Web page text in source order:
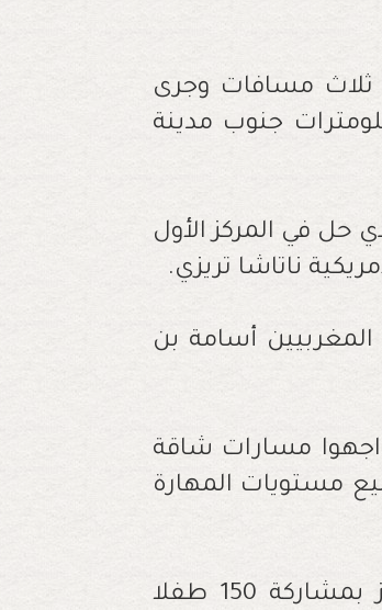
ثلاث مسافات وجرى
جنوب مدينة
الذي حل في المركز الأول
ناتاشا تريزي.
من المغربيين أسامة بن
750 عداء وعداءة واجهوا مسارات شاقة
مستويات المهارة
وبالمناسبة، تم تخصيص لحاق للأطفال، والذي تميز بمشاركة 150 طفلا